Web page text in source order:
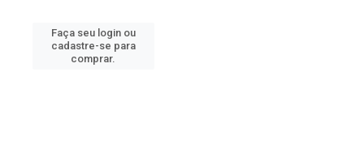
Faça seu login ou
cadastre-se para
comprar.